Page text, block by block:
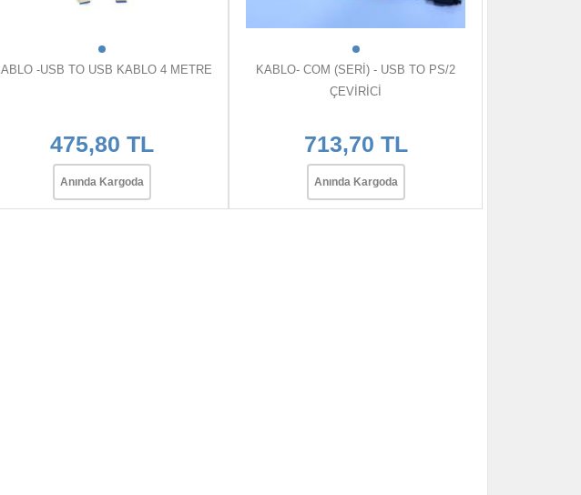
-USB TO USB KABLO 4 METRE
475,80 TL
Anında Kargoda
KABLO- COM (SERİ) - USB TO PS/2
ÇEVİRİCİ
713,70 TL
Anında Kargoda